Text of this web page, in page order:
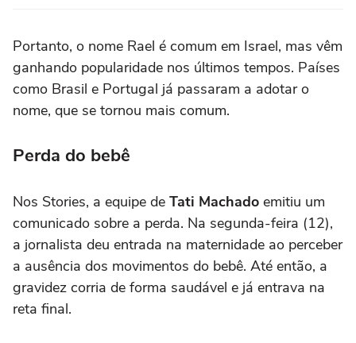
Portanto, o nome Rael é comum em Israel, mas vêm
ganhando popularidade nos últimos tempos. Países
como Brasil e Portugal já passaram a adotar o
nome, que se tornou mais comum.
Perda do bebê
Nos Stories, a equipe de Tati Machado emitiu um
comunicado sobre a perda. Na segunda-feira (12),
a jornalista deu entrada na maternidade ao perceber
a ausência dos movimentos do bebê. Até então, a
gravidez corria de forma saudável e já entrava na
reta final.